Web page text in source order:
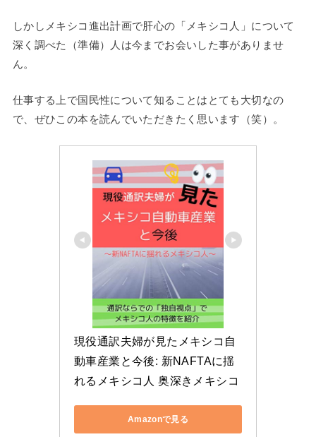
しかしメキシコ進出計画で肝心の「メキシコ人」について
深く調べた（準備）人は今までお会いした事がありませ
ん。
仕事する上で国民性について知ることはとても大切なの
で、ぜひこの本を読んでいただきたく思います（笑）。
現役通訳夫婦が見たメキシコ自
動車産業と今後: 新NAFTAに揺
れるメキシコ人 奥深きメキシコ
Amazonで見る